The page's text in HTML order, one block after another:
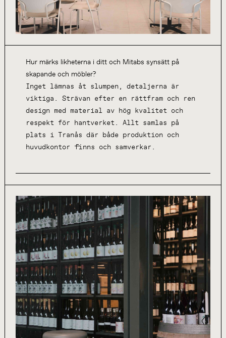
Hur märks likheterna i ditt och Mitabs synsätt på
skapande och möbler?
Inget lämnas åt slumpen, detaljerna är
viktiga. Strävan efter en rättfram och ren
design med material av hög kvalitet och
respekt för hantverket. Allt samlas på
plats i Tranås där både produktion och
huvudkontor finns och samverkar.